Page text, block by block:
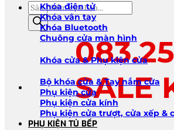
Tìm
kiếm
sản
phẩm
SALE
Khóa điện tử
Khóa vân tay
Khóa Bluetooth
Chuông cửa màn hình
Khóa cửa & Phụ kiện cửa
Bộ khóa cửa & Tay nắm cửa
Phụ kiện cửa
Phụ kiện cửa kính
Phụ kiện cửa trượt, cửa xếp &
PHỤ KIỆN TỦ BẾP